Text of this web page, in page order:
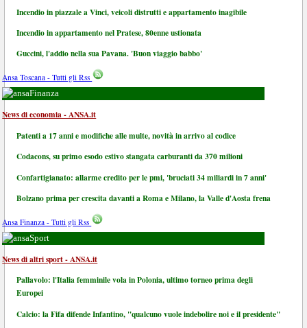
Incendio in piazzale a Vinci, veicoli distrutti e appartamento inagibile
Incendio in appartamento nel Pratese, 80enne ustionata
Guccini, l'addio nella sua Pavana. 'Buon viaggio babbo'
Ansa Toscana - Tutti gli Rss
Finanza
News di economia - ANSA.it
Patenti a 17 anni e modifiche alle multe, novità in arrivo al codice
Codacons, su primo esodo estivo stangata carburanti da 370 milioni
Confartigianato: allarme credito per le pmi, 'bruciati 34 miliardi in 7 anni'
Bolzano prima per crescita davanti a Roma e Milano, la Valle d'Aosta frena
Ansa Finanza - Tutti gli Rss
Sport
News di altri sport - ANSA.it
Pallavolo: l'Italia femminile vola in Polonia, ultimo torneo prima degli
Europei
Calcio: la Fifa difende Infantino, "qualcuno vuole indebolire noi e il presidente"